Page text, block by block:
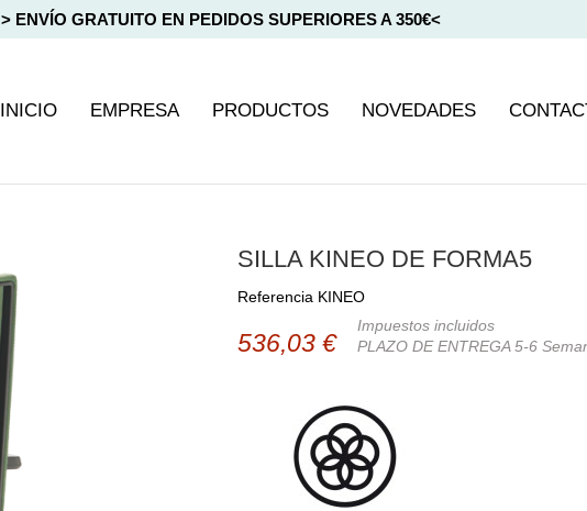
> ENVÍO GRATUITO EN PEDIDOS SUPERIORES A 350€<
INICIO EMPRESA PRODUCTOS NOVEDADES
SILLA KINEO DE FORMA5
Referencia KINEO
536,03 €
Impuestos incluidos
PLAZO DE ENTREGA 5-6